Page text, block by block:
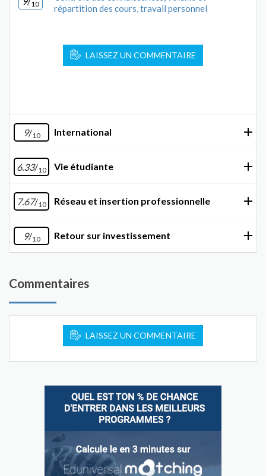
10
répartition des cours, travail personnel
LAISSEZ UN COMMENTAIRE
9/10 International
6.33/10 Vie étudiante
7.67/10 Réseau et insertion professionnelle
9/10 Retour sur investissement
Commentaires
LAISSEZ UN COMMENTAIRE